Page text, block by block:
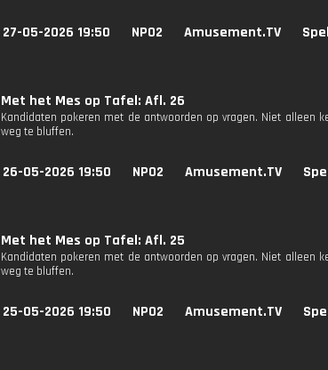
27-05-2026 19:50 NPO2 Amusement.TV
Met het Mes op Tafel: Afl. 26
Kandidaten pokeren met de antwoorden op vragen. Niet alleen
weg te bluffen.
26-05-2026 19:50 NPO2 Amusement.TV
Met het Mes op Tafel: Afl. 25
Kandidaten pokeren met de antwoorden op vragen. Niet alleen
weg te bluffen.
25-05-2026 19:50 NPO2 Amusement.TV